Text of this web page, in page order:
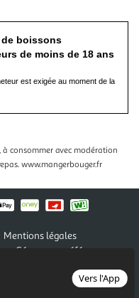
Vers l'App
boissons
de moins de 18 ans
est exigée au moment de la
à consommer avec modération
www.mangerbouger.fr
Mentions légales
Gérer mes préférences
réservés